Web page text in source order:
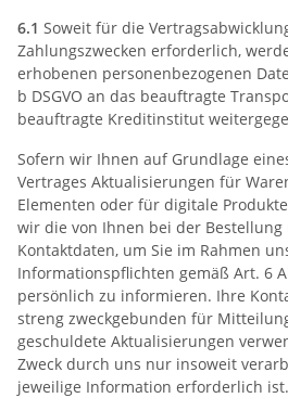
6.1 Soweit für die
Zahlungszwecken erforderlich,
erhobenen personenbezogenen
b DSGVO an das beauftragte
beauftragte Kreditinstitut
Sofern wir Ihnen auf Grundlage
Vertrages Aktualisierungen für
Elementen oder für digitale
wir die von Ihnen bei der
Kontaktdaten, um Sie im Rahmen
Informationspflichten gemäß Art. 6
persönlich zu informieren. Ihre
streng zweckgebunden für
geschuldete Aktualisierungen
Zweck durch uns nur insoweit
jeweilige Information erforderlich ist.